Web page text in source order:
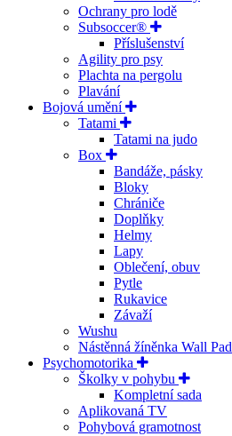
Ochrany pro lodě
Subsoccer®
Příslušenství
Agility pro psy
Plachta na pergolu
Plavání
Bojová umění
Tatami
Tatami na judo
Box
Bandáže, pásky
Bloky
Chrániče
Doplňky
Helmy
Lapy
Oblečení, obuv
Pytle
Rukavice
Závaží
Wushu
Nástěnná žíněnka Wall Pad
Psychomotorika
Školky v pohybu
Kompletní sada
Aplikovaná TV
Pohybová gramotnost